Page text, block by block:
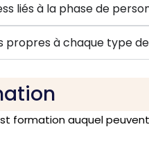
liés à la phase de
à chaque type
formation auquel